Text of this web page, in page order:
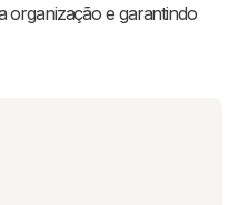
organização e garantindo